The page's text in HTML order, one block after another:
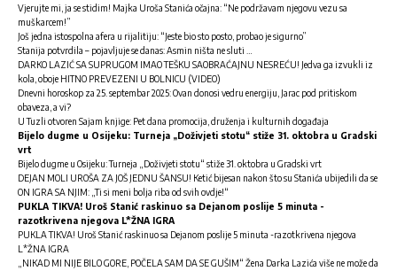
Vjerujte mi, ja se stidim! Majka Uroša Stanića očajna: “Ne podržavam njegovu vezu sa
muškarcem!”
Još jedna istospolna afera u rijalitiju: “Jeste bio sto posto, probao je sigurno”
Stanija potvrdila – pojavljuje se danas: Asmin ništa ne sluti …
DARKO LAZIĆ SA SUPRUGOM IMAO TEŠKU SAOBRAĆAJNU NESREĆU! Jedva ga izvukli iz
kola, oboje HITNO PREVEZENI U BOLNICU (VIDEO)
Dnevni horoskop za 25. septembar 2025: Ovan donosi vedru energiju, Jarac pod pritiskom
obaveza, a vi?
U Tuzli otvoren Sajam knjige: Pet dana promocija, druženja i kulturnih događaja
Bijelo dugme u Osijeku: Turneja „Doživjeti stotu“ stiže 31. oktobra u Gradski
vrt
Bijelo dugme u Osijeku: Turneja „Doživjeti stotu“ stiže 31. oktobra u Gradski vrt
DEJAN MOLI UROŠA ZA JOŠ JEDNU ŠANSU! Ketić bijesan nakon što su Stanića ubijedili da se
ON IGRA SA NJIM: „Ti si meni bolja riba od svih ovdje!“
PUKLA TIKVA! Uroš Stanić raskinuo sa Dejanom poslije 5 minuta -
razotkrivena njegova L*ŽNA IGRA
PUKLA TIKVA! Uroš Stanić raskinuo sa Dejanom poslije 5 minuta -razotkrivena njegova
L*ŽNA IGRA
„NIKAD MI NIJE BILO GORE, POČELA SAM DA SE GUŠIM“ Žena Darka Lazića više ne može da